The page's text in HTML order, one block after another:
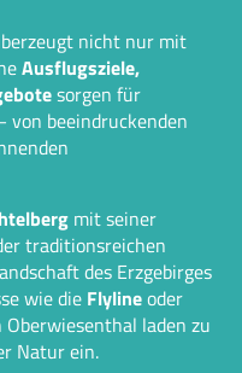
nicht nur mit
Ausflugsziele,
sorgen für
von beeindruckenden
mit seiner
traditionsreichen
des Erzgebirges
wie die Flylineoder
Oberwiesenthal laden zu
Natur ein.